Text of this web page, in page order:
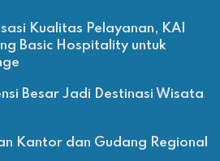
Kualitas Pelayanan, KAI
Basic Hospitality untuk
Besar Jadi Destinasi Wisata
Kantor dan Gudang Regional